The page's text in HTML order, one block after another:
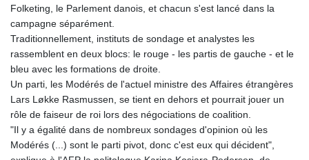
Folketing, le Parlement danois, et chacun s'est lancé dans la
campagne séparément.
Traditionnellement, instituts de sondage et analystes les
rassemblent en deux blocs: le rouge - les partis de gauche - et le
bleu avec les formations de droite.
Un parti, les Modérés de l'actuel ministre des Affaires étrangères
Lars Løkke Rasmussen, se tient en dehors et pourrait jouer un
rôle de faiseur de roi lors des négociations de coalition.
"Il y a égalité dans de nombreux sondages d'opinion où les
Modérés (...) sont le parti pivot, donc c'est eux qui décident",